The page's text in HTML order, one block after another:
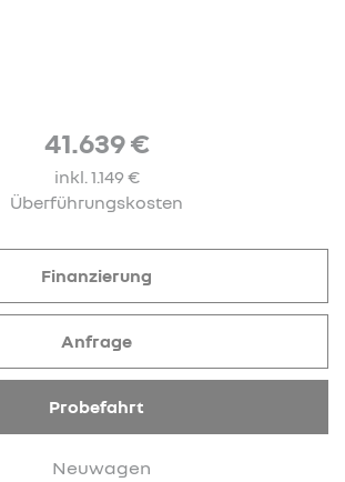
41.639 €
inkl. 1.149 €
Überführungskosten
Neuwagen
Finanzierung
Anfrage
Probefahrt